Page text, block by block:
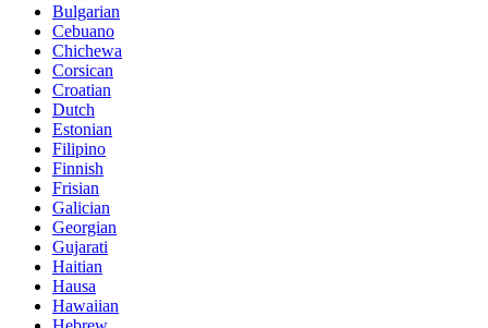
Bulgarian
Cebuano
Chichewa
Corsican
Croatian
Dutch
Estonian
Filipino
Finnish
Frisian
Galician
Georgian
Gujarati
Haitian
Hausa
Hawaiian